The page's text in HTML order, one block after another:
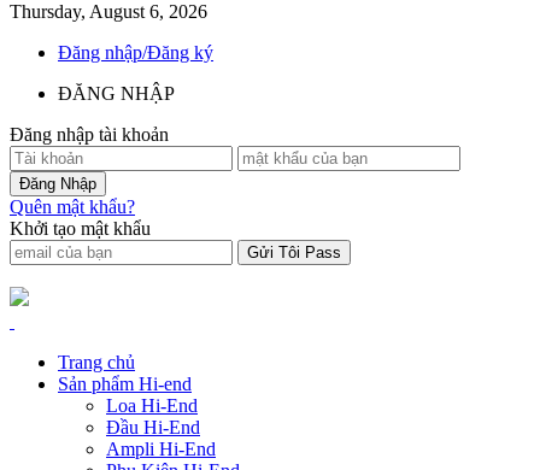
Thursday, August 6, 2026
Đăng nhập/Đăng ký
ĐĂNG NHẬP
Đăng nhập tài khoản
Quên mật khẩu?
Khởi tạo mật khẩu
Trang chủ
Sản phẩm Hi-end
Loa Hi-End
Đầu Hi-End
Ampli Hi-End